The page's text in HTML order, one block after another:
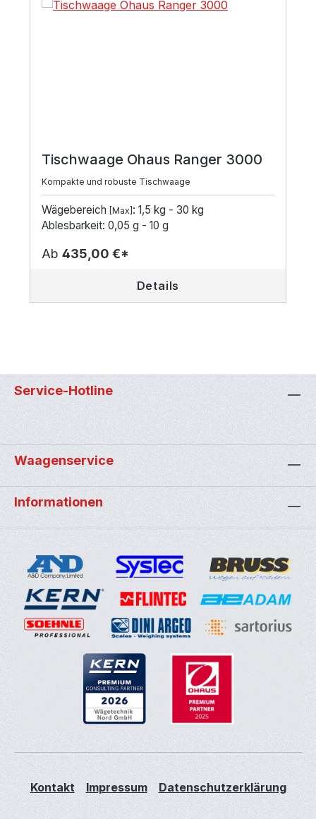
Tischwaage Ohaus Ranger 3000
Kompakte und robuste Tischwaage
Wägebereich [Max] : 1,5 kg - 30 kg
Ablesbarkeit: 0,05 g - 10 g
Ab 435,00 €*
Details
Service-Hotline
Waagenservice
Informationen
Kontakt Impressum Datenschutzerklärung